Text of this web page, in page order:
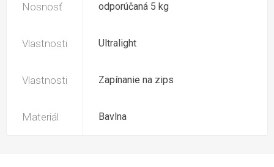
Nosnosť odporúčaná 5 kg
Vlastnosti Ultralight
Vlastnosti Zapínanie na zips
Materiál Bavlna